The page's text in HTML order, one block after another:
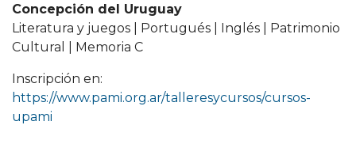
Concepción del Uruguay
Literatura y juegos | Portugués | Inglés | Patrimonio
Cultural | Memoria C
Inscripción en:
https://www.pami.org.ar/talleresycursos/cursos-
upami